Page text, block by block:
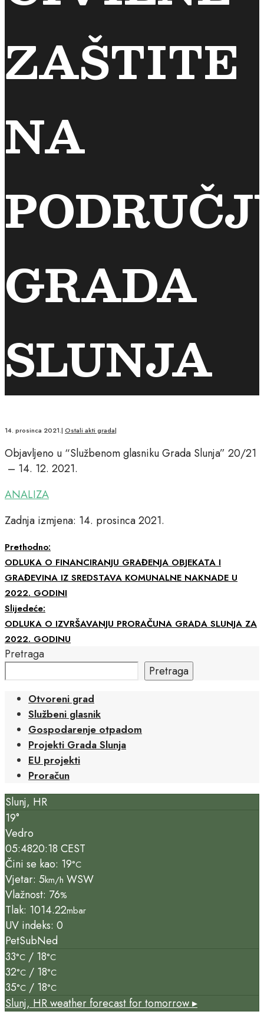
ZAŠTITE
NA
GRADA
SLUNJA
14. prosinca 2021.| Ostali akti grada|
Objavljeno u “Službenom glasniku Grada Slunja” 20/21
– 14. 12. 2021.
ANALIZA
Zadnja izmjena: 14. prosinca 2021.
Prethodno:
ODLUKA O FINANCIRANJU GRAĐENJA OBJEKATA I
GRAĐEVINA IZ SREDSTAVA KOMUNALNE NAKNADE U
2022. GODINI
Slijedeće:
ODLUKA O IZVRŠAVANJU PRORAČUNA GRADA SLUNJA ZA
2022. GODINU
Pretraga
Pretraga
Otvoreni grad
Službeni glasnik
Gospodarenje otpadom
Projekti Grada Slunja
EU projekti
Proračun
Slunj, HR
19°
Vedro
05:4820:18 CEST
Čini se kao: 19°C
Vjetar: 5km/h WSW
Vlažnost: 76%
Tlak: 1014.22mbar
UV indeks: 0
PetSubNed
33°C / 18°C
32°C / 18°C
35°C / 18°C
Slunj, HRweather forecast for tomorrow ▸